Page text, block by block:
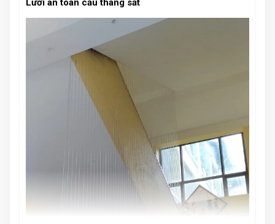
Lưới an toàn cầu thang sắt